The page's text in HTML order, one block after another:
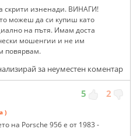
скрити изненади. ВИНАГИ!
можеш да си купиш като
на пътя. Имам доста
мошенгии и не им
повярвам.
за неуместен коментар
5 2
)
на Porsche 956 е от 1983 -